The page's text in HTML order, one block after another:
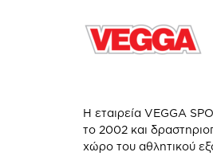
Η εταιρεία VEGGA
το 2002 και
χώρο του αθλητικού